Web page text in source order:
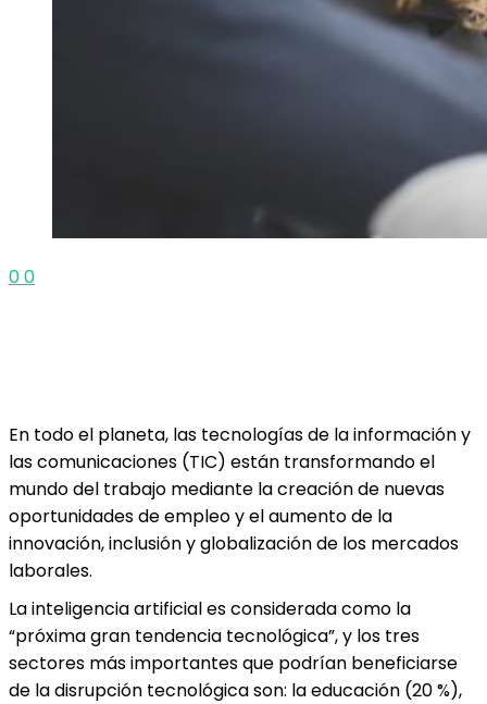
00
En todo el planeta, las tecnologías de la información y
las comunicaciones (TIC) están transformando el
mundo del trabajo mediante la creación de nuevas
oportunidades de empleo y el aumento de la
innovación, inclusión y globalización de los mercados
laborales.
La inteligencia artificial es considerada como la
“próxima gran tendencia tecnológica”, y los tres
sectores más importantes que podrían beneficiarse
de la disrupción tecnológica son: la educación (20 %),